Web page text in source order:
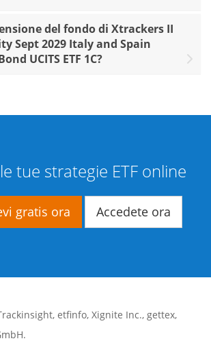
del fondo di Xtrackers II
Sept 2029 Italy and Spain
UCITS ETF 1C?
tue strategie ETF online
gratis ora Accedete ora
, etfinfo, Xignite Inc., gettex,